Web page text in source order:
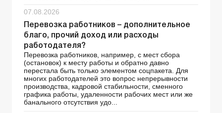
07.08.2026
Перевозка работников – дополнительное
благо, прочий доход или расходы
работодателя?
Перевозка работников, например, с мест сбора
(остановок) к месту работы и обратно давно
перестала быть только элементом соцпакета. Для
многих работодателей это вопрос непрерывности
производства, кадровой стабильности, сменного
графика работы, удаленности рабочих мест или же
банального отсутствия удо...